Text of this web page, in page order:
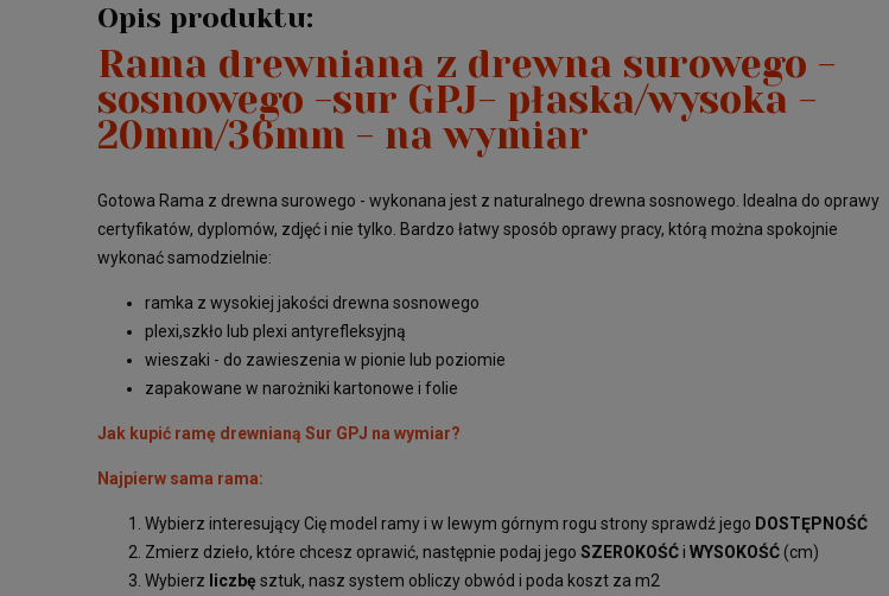
Opis produktu:
Rama drewniana z drewna surowego -
sosnowego -sur GPJ- płaska/wysoka -
20mm/36mm - na wymiar
Gotowa Rama z drewna surowego - wykonana jest z naturalnego drewna sosnowego. Idealna do oprawy
certyfikatów, dyplomów, zdjęć i nie tylko. Bardzo łatwy sposób oprawy pracy, którą można spokojnie
wykonać samodzielnie:
ramka z wysokiej jakości drewna sosnowego
plexi,szkło lub plexi antyrefleksyjną
wieszaki - do zawieszenia w pionie lub poziomie
zapakowane w narożniki kartonowe i folie
Jak kupić ramę drewnianą Sur GPJ na wymiar?
Najpierw sama rama:
Wybierz interesujący Cię model ramy i w lewym górnym rogu strony sprawdź jego DOSTĘPNOŚĆ
Zmierz dzieło, które chcesz oprawić, następnie podaj jego SZEROKOŚĆi WYSOKOŚĆ(cm)
Wybierz liczbę sztuk, nasz system obliczy obwód i poda koszt za m2